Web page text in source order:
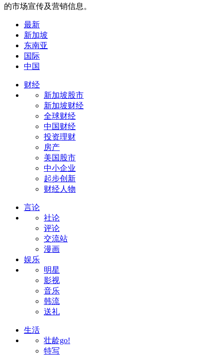
的市场宣传及营销信息。
最新
新加坡
东南亚
国际
中国
财经
新加坡股市
新加坡财经
全球财经
中国财经
投资理财
房产
美国股市
中小企业
起步创新
财经人物
言论
社论
评论
交流站
漫画
娱乐
明星
影视
音乐
韩流
送礼
生活
壮龄go!
特写